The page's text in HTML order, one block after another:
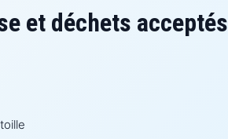
et déchets acceptés